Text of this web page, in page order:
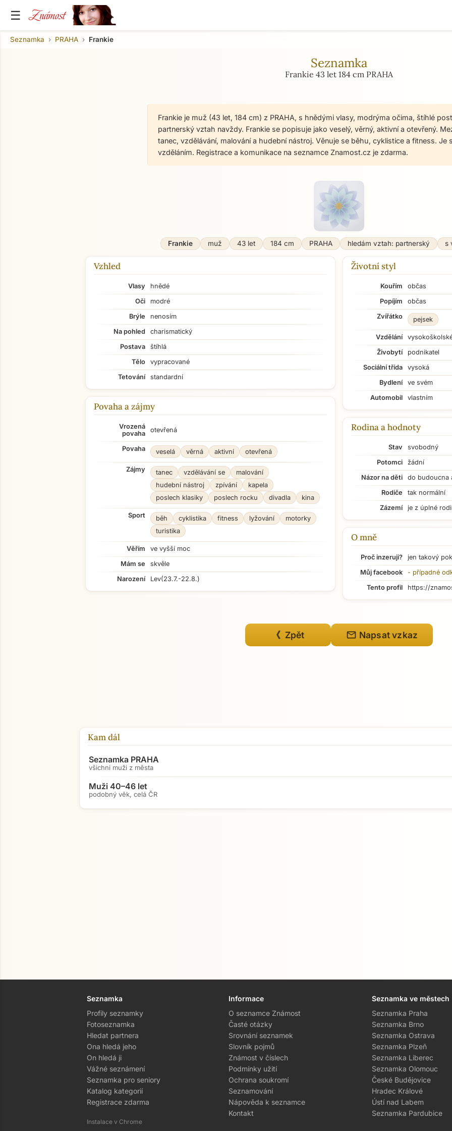
Přejít na hlavní obsah
☰ Známost
Seznamka PRAHA Frankie
Seznamka
Frankie 43 let 184 cm PRAHA
Frankie je muž (43 let, 184 cm) z PRAHA, s hnědými vlasy, modrýma očima, štíhlé
partnerský vztah navždy. Frankie se popisuje jako veselý, věrný, aktivní a otevřený.
tanec, vzdělávání, malování a hudební nástroj. Věnuje se běhu, cyklistice a fitness. Je
vzděláním. Registrace a komunikace na seznamce Znamost.cz je zdarma.
Frankie muž 43 let 184 cm PRAHA hledám vztah: partnerský s
Vzhled
Vlasy
hnědé
Oči
modré
Brýle
nenosím
Na pohled
charismatický
Postava
štíhlá
Tělo
vypracované
Tetování
standardní
Povaha a zájmy
Vrozená
povaha
otevřená
Povaha veselá věrná aktivní otevřená
Zájmy tanec vzdělávání se
malování
hudební nástroj
zpívání
kapela
poslech klasiky
poslech rocku divadla kina
Sport běh cyklistika fitness lyžování
motorky
turistika
Věřím
ve vyšší moc
Mám se
skvěle
Narození
Lev(23.7.-22.8.)
Životní styl
Kouřím
občas
Popíjím
občas
Zvířátko
pejsek
Vzdělání
Živobytí
podnikatel
Sociální třída
vysoká
Bydlení
ve svém
Automobil
vlastním
Rodina a hodnoty
Stav
svobodný
Potomci
žádní
Názor na děti
do budoucna
Rodiče
tak normální
Zázemí
je z úplné
O mně
Proč inzeruji?
jen takový
Můj facebook
- případné
Tento profil
https://
《 Zpět mail Napsat vzkaz
Kam dál
Seznamka PRAHA
všichni muži z města
Muži 40–46 let
podobný věk, celá ČR
Seznamka
Profily seznamky
Fotoseznamka
Hledat partnera
Ona hledá jeho
On hledá ji
Vážné seznámení
Seznamka pro seniory
Katalog kategorií
Registrace zdarma
Instalace v Chrome
Informace
O seznamce Známost
Časté otázky
Srovnání seznamek
Slovník pojmů
Známost v číslech
Podmínky užití
Ochrana soukromí
Seznamování
Nápověda k seznamce
Kontakt
Seznamka ve městech
Seznamka Praha
Seznamka Brno
Seznamka Ostrava
Seznamka Plzeň
Seznamka Liberec
Seznamka Olomouc
České Budějovice
Hradec Králové
Ústí nad Labem
Seznamka Pardubice